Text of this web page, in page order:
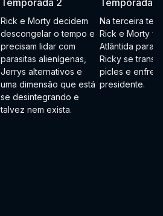
Temporada 2
Rick e Morty decidem
descongelar o tempo e
precisam lidar com
parasitas alienígenas,
Jerrys alternativos e
uma dimensão que está
se desintegrando e
talvez nem exista.
Temporada 3
Na terceira
Rick e Morty
Atlântida para
Ricky se
picles e
presidente.